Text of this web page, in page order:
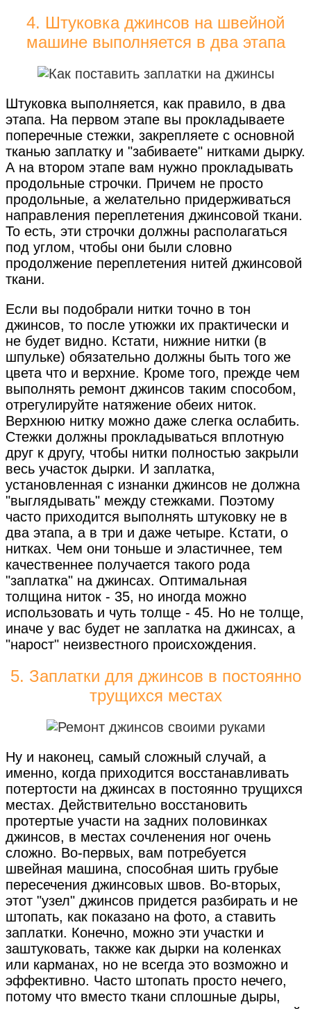
4. Штуковка джинсов на швейной
машине выполняется в два этапа
Штуковка выполняется, как правило, в два
этапа. На первом этапе вы прокладываете
поперечные стежки, закрепляете с основной
тканью заплатку и "забиваете" нитками дырку.
А на втором этапе вам нужно прокладывать
продольные строчки. Причем не просто
продольные, а желательно придерживаться
направления переплетения джинсовой ткани.
То есть, эти строчки должны располагаться
под углом, чтобы они были словно
продолжение переплетения нитей джинсовой
ткани.
Если вы подобрали нитки точно в тон
джинсов, то после утюжки их практически и
не будет видно. Кстати, нижние нитки (в
шпульке) обязательно должны быть того же
цвета что и верхние. Кроме того, прежде чем
выполнять ремонт джинсов таким способом,
отрегулируйте натяжение обеих ниток.
Верхнюю нитку можно даже слегка ослабить.
Стежки должны прокладываться вплотную
друг к другу, чтобы нитки полностью закрыли
весь участок дырки. И заплатка,
установленная с изнанки джинсов не должна
"выглядывать" между стежками. Поэтому
часто приходится выполнять штуковку не в
два этапа, а в три и даже четыре. Кстати, о
нитках. Чем они тоньше и эластичнее, тем
качественнее получается такого рода
"заплатка" на джинсах. Оптимальная
толщина ниток - 35, но иногда можно
использовать и чуть толще - 45. Но не толще,
иначе у вас будет не заплатка на джинсах, а
"нарост" неизвестного происхождения.
5. Заплатки для джинсов в постоянно
трущихся местах
Ну и наконец, самый сложный случай, а
именно, когда приходится восстанавливать
потертости на джинсах в постоянно трущихся
местах. Действительно восстановить
протертые участи на задних половинках
джинсов, в местах сочленения ног очень
сложно. Во-первых, вам потребуется
швейная машина, способная шить грубые
пересечения джинсовых швов. Во-вторых,
этот "узел" джинсов придется разбирать и не
штопать, как показано на фото, а ставить
заплатки. Конечно, можно эти участки и
заштуковать, также как дырки на коленках
или карманах, но не всегда это возможно и
эффективно. Часто штопать просто нечего,
потому что вместо ткани сплошные дыры,